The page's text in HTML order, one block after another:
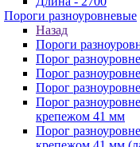
Пороги разноуровневые
Назад
Пороги
Порог
Порог
Порог
Порог
крепежом 41 мм
Порог